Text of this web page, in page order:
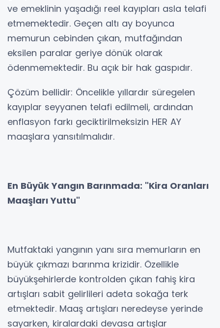
ve emeklinin yaşadığı reel kayıpları asla telafi
etmemektedir. Geçen altı ay boyunca
memurun cebinden çıkan, mutfağından
eksilen paralar geriye dönük olarak
ödenmemektedir. Bu açık bir hak gaspıdır.
Çözüm bellidir: Öncelikle yıllardır süregelen
kayıplar seyyanen telafi edilmeli, ardından
enflasyon farkı geciktirilmeksizin HER AY
maaşlara yansıtılmalıdır.
En Büyük Yangın Barınmada: "Kira Oranları
Maaşları Yuttu"
Mutfaktaki yangının yanı sıra memurların en
büyük çıkmazı barınma krizidir. Özellikle
büyükşehirlerde kontrolden çıkan fahiş kira
artışları sabit gelirlileri adeta sokağa terk
etmektedir. Maaş artışları neredeyse yerinde
sayarken, kiralardaki devasa artışlar